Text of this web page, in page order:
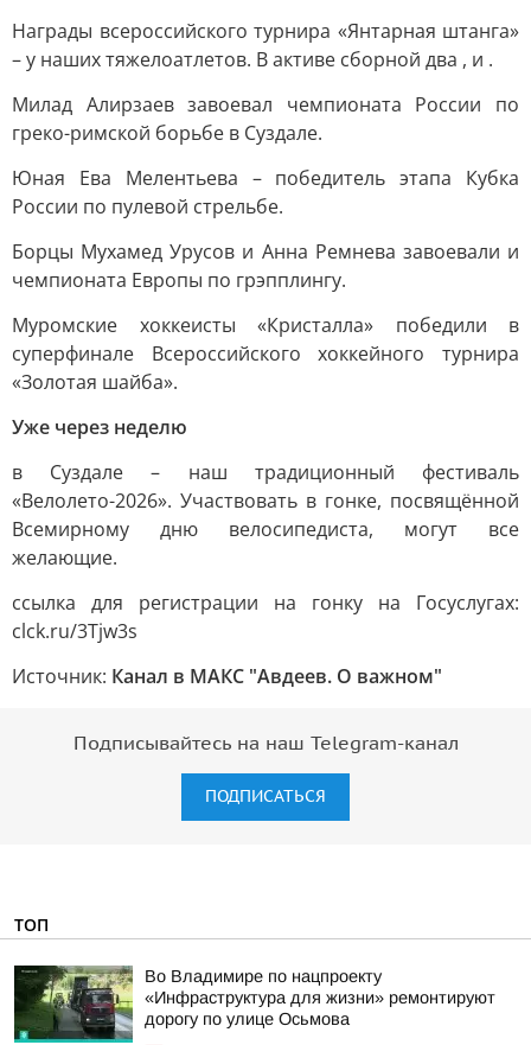
Награды всероссийского турнира «Янтарная штанга»
– у наших тяжелоатлетов. В активе сборной два , и .
Милад Алирзаев завоевал чемпионата России по
греко-римской борьбе в Суздале.
Юная Ева Мелентьева – победитель этапа Кубка
России по пулевой стрельбе.
Борцы Мухамед Урусов и Анна Ремнева завоевали и
чемпионата Европы по грэпплингу.
Муромские хоккеисты «Кристалла» победили в
суперфинале Всероссийского хоккейного турнира
«Золотая шайба».
Уже через неделю
в Суздале – наш традиционный фестиваль
«Велолето-2026». Участвовать в гонке, посвящённой
Всемирному дню велосипедиста, могут все
желающие.
ссылка для регистрации на гонку на Госуслугах:
clck.ru/3Tjw3s
Источник: Канал в МАКС "Авдеев. О важном"
Подписывайтесь на наш Telegram-канал
ПОДПИСАТЬСЯ
ТОП
Во Владимире по нацпроекту
«Инфраструктура для жизни» ремонтируют
дорогу по улице Осьмова